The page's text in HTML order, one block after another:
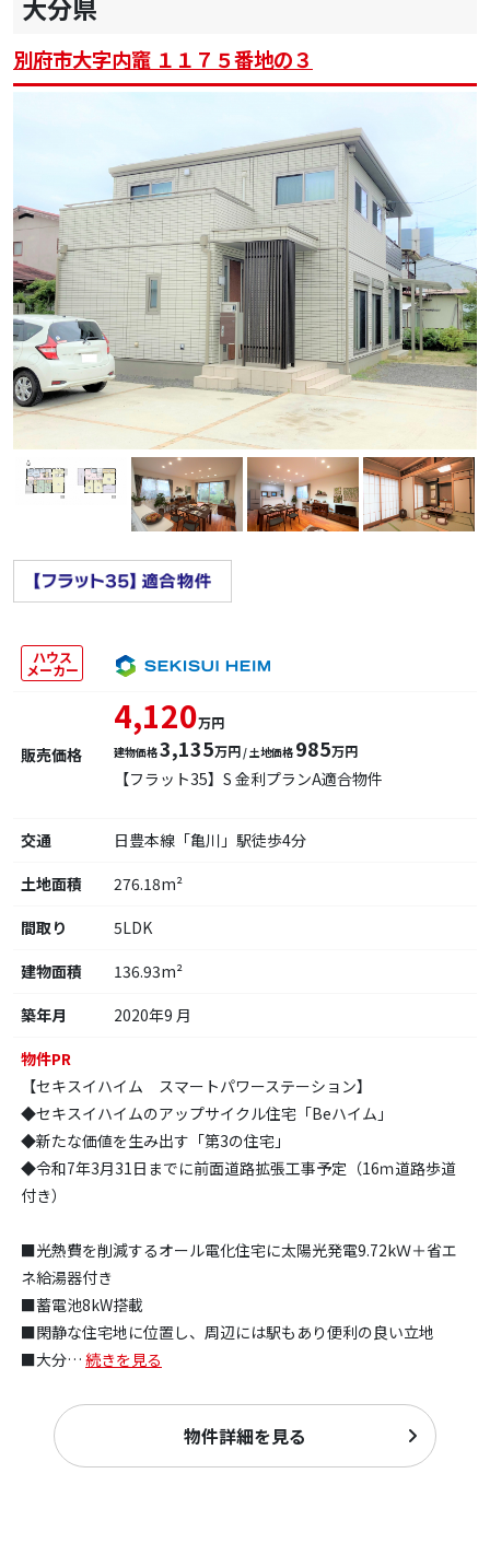
大分県
別府市大字内竈 １１７５番地の３
ハウス
メーカー
販売価格
4,120万円
建物価格3,135万円 / 土地価格 985万円
【フラット35】S 金利プランA適合物件
交通
日豊本線「亀川」駅徒歩4分
土地面積
276.18m²
間取り
5LDK
建物面積
136.93m²
築年月
2020年9 月
物件PR
【セキスイハイム スマートパワーステーション】
◆セキスイハイムのアップサイクル住宅「Beハイム」
◆新たな価値を生み出す「第3の住宅」
◆令和7年3月31日までに前面道路拡張工事予定（16ｍ道路歩道
付き）
■光熱費を削減するオール電化住宅に太陽光発電9.72kＷ＋省エ
ネ給湯器付き
■蓄電池8kW搭載
■閑静な住宅地に位置し、周辺には駅もあり便利の良い立地
■大分… 続きを見る
物件詳細を見る